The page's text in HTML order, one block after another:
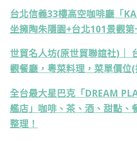
台北信義33樓高空咖啡廳「KA
坐擁陶朱隱園+台北101景觀
世貿名人坊(原世貿聯誼社)｜
觀餐廳，粵菜料理，菜單價位
全台最大星巴克「DREAM
艦店」咖啡、茶、酒、甜點、
整理！